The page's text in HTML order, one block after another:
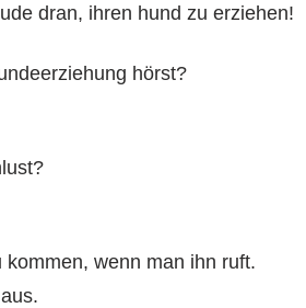
dran, ihren hund zu erziehen!
hörst?
wenn man ihn ruft.